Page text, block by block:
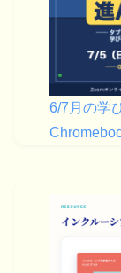
6/7月の学